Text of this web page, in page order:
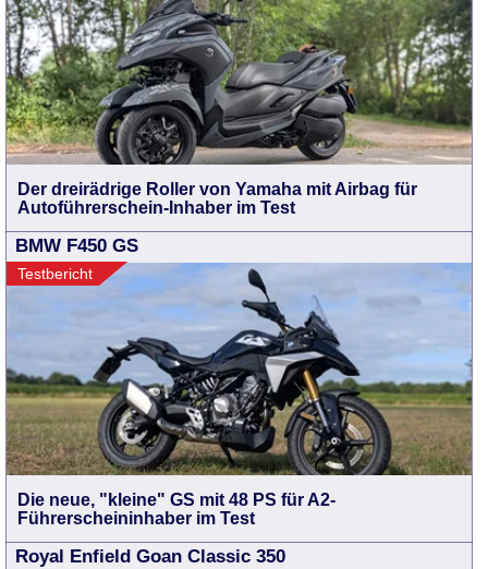
Der dreirädrige Roller von Yamaha mit Airbag für
Autoführerschein-Inhaber im Test
BMW F450 GS
Testbericht
Die neue, "kleine" GS mit 48 PS für A2-
Führerscheininhaber im Test
Royal Enfield Goan Classic 350